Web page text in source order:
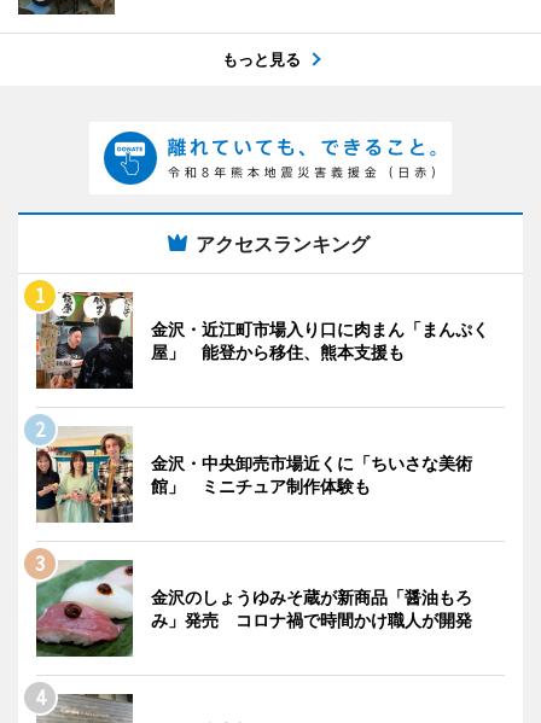
もっと見る
アクセスランキング
金沢・近江町市場入り口に肉まん「まんぷく
屋」 能登から移住、熊本支援も
金沢・中央卸売市場近くに「ちいさな美術
館」 ミニチュア制作体験も
金沢のしょうゆみそ蔵が新商品「醤油もろ
み」発売 コロナ禍で時間かけ職人が開発